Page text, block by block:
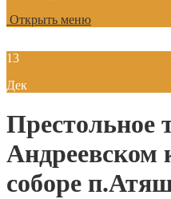
Открыть меню
13
Дек
Престольное
Андреевском
соборе